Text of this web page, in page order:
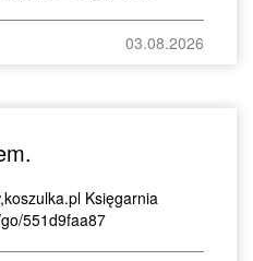
03.08.2026
Księgarnia
551d9faa87